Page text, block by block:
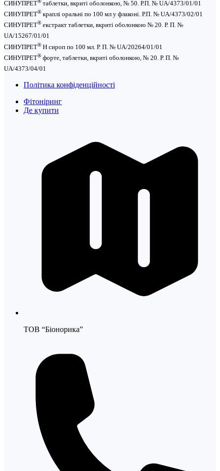
СИНУПРЕТ
таблетки, вкриті оболонкою, № 50. Р.П. № UA/4373/01/01
СИНУПРЕТ® краплі оральні по 100 мл у флаконі. Р.П. № UA/4373/02/01
СИНУПРЕТ® екстракт таблетки, вкриті оболонкою № 20. Р. П. №
UA/15267/01/01
СИНУПРЕТ® Н сироп по 100 мл. Р. П. № UA/20264/01/01
СИНУПРЕТ® форте, таблетки, вкриті оболонкою, № 20. Р. П. №
UA/4373/04/01
Політика конфіденційності
Фітоніринг
Де купити
ТОВ “Біонорика”